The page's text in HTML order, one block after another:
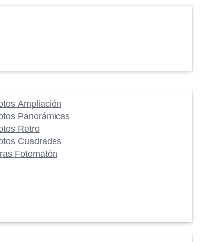
Ampliación
Panorámicas
Retro
Cuadradas
Fotomatón